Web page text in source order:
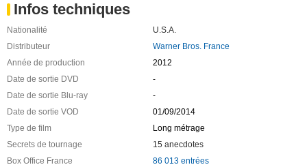
Infos techniques
Nationalité
U.S.A.
Distributeur
Warner Bros. France
Année de production
2012
Date de sortie DVD
-
Date de sortie Blu-ray
-
Date de sortie VOD
01/09/2014
Type de film
Long métrage
Secrets de tournage
15 anecdotes
Box Office France
86 013 entrées